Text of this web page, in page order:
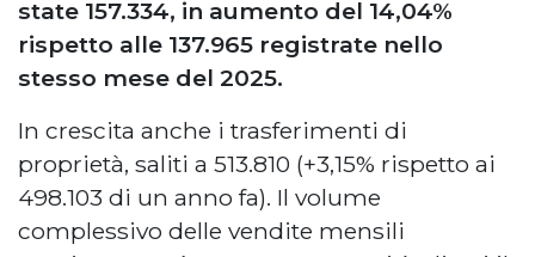
state 157.334, in aumento del 14,04%
rispetto alle 137.965 registrate nello
stesso mese del 2025.
In crescita anche i trasferimenti di
proprietà, saliti a 513.810 (+3,15% rispetto ai
498.103 di un anno fa). Il volume
complessivo delle vendite mensili